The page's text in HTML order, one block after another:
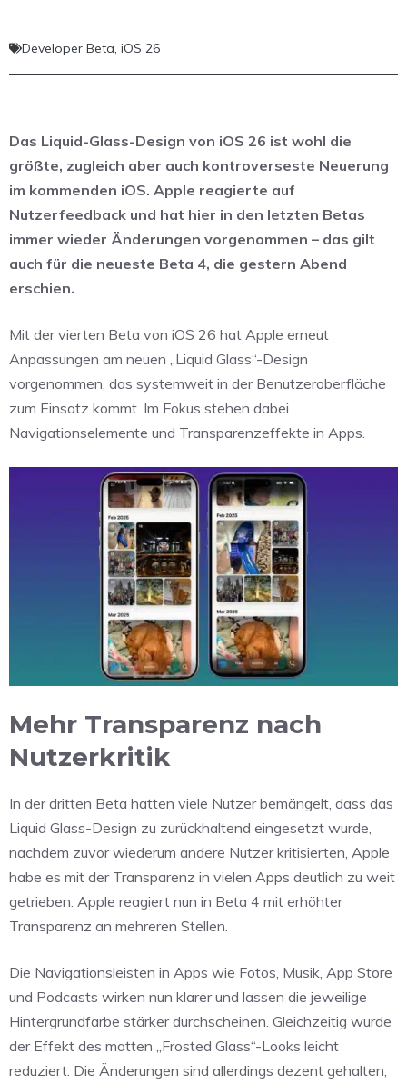
Developer Beta, iOS 26
Das Liquid-Glass-Design von iOS 26 ist wohl die
größte, zugleich aber auch kontroverseste Neuerung
im kommenden iOS. Apple reagierte auf
Nutzerfeedback und hat hier in den letzten Betas
immer wieder Änderungen vorgenommen – das gilt
auch für die neueste Beta 4, die gestern Abend
erschien.
Mit der vierten Beta von iOS 26 hat Apple erneut
Anpassungen am neuen „Liquid Glass“-Design
vorgenommen, das systemweit in der Benutzeroberfläche
zum Einsatz kommt. Im Fokus stehen dabei
Navigationselemente und Transparenzeffekte in Apps.
Mehr Transparenz nach
Nutzerkritik
In der dritten Beta hatten viele Nutzer bemängelt, dass das
Liquid Glass-Design zu zurückhaltend eingesetzt wurde,
nachdem zuvor wiederum andere Nutzer kritisierten, Apple
habe es mit der Transparenz in vielen Apps deutlich zu weit
getrieben. Apple reagiert nun in Beta 4 mit erhöhter
Transparenz an mehreren Stellen.
Die Navigationsleisten in Apps wie Fotos, Musik, App Store
und Podcasts wirken nun klarer und lassen die jeweilige
Hintergrundfarbe stärker durchscheinen. Gleichzeitig wurde
der Effekt des matten „Frosted Glass“-Looks leicht
reduziert. Die Änderungen sind allerdings dezent gehalten,